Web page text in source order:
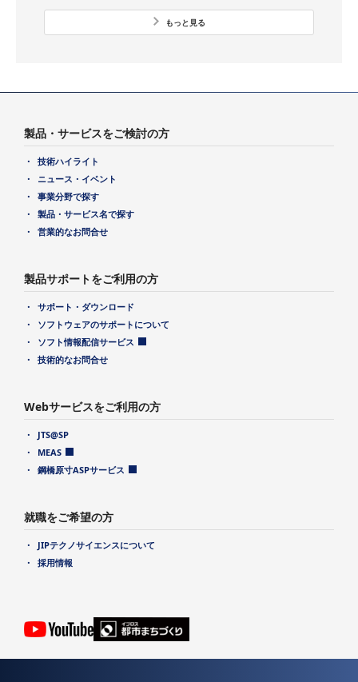
もっと見る
製品・サービスをご検討の方
技術ハイライト
ニュース・イベント
事業分野で探す
製品・サービス名で探す
営業的なお問合せ
製品サポートをご利用の方
サポート・ダウンロード
ソフトウェアのサポートについて
ソフト情報配信サービス
技術的なお問合せ
Webサービスをご利用の方
JTS@SP
MEAS
鋼橋原寸ASPサービス
就職をご希望の方
JIPテクノサイエンスについて
採用情報